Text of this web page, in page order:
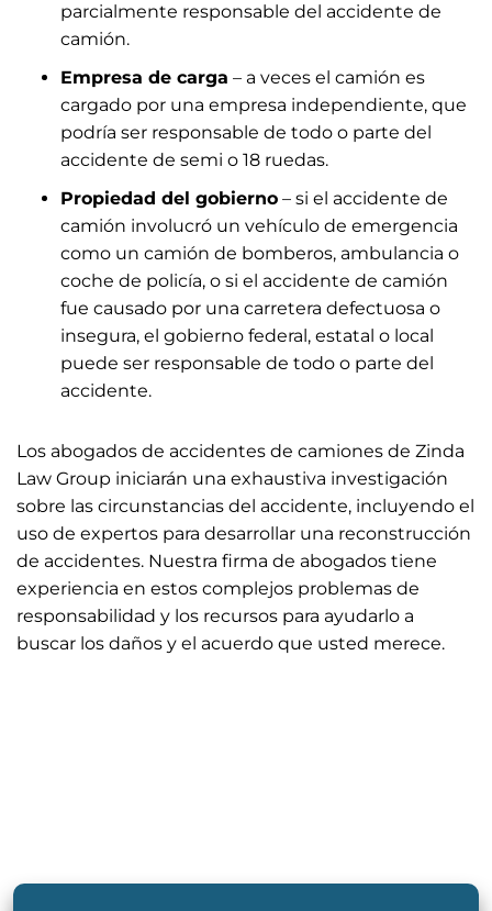
parcialmente responsable del accidente de
camión.
Empresa de carga – a veces el camión es
cargado por una empresa independiente, que
podría ser responsable de todo o parte del
accidente de semi o 18 ruedas.
Propiedad del gobierno – si el accidente de
camión involucró un vehículo de emergencia
como un camión de bomberos, ambulancia o
coche de policía, o si el accidente de camión
fue causado por una carretera defectuosa o
insegura, el gobierno federal, estatal o local
puede ser responsable de todo o parte del
accidente.
Los abogados de accidentes de camiones de Zinda
Law Group iniciarán una exhaustiva investigación
sobre las circunstancias del accidente, incluyendo el
uso de expertos para desarrollar una reconstrucción
de accidentes. Nuestra firma de abogados tiene
experiencia en estos complejos problemas de
responsabilidad y los recursos para ayudarlo a
buscar los daños y el acuerdo que usted merece.